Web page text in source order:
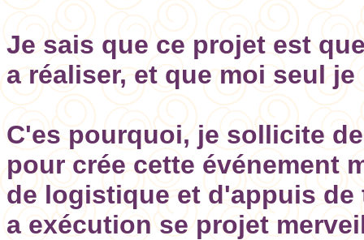
Je sais que ce projet est
a réaliser, et que moi seul
C'es pourquoi, je sollicite
pour crée cette événement
de logistique et d'appuis
a exécution se projet